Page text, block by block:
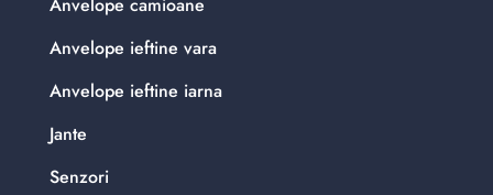
Anvelope camioane
Anvelope ieftine vara
Anvelope ieftine iarna
Jante
Senzori